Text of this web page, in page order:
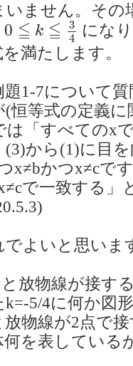
いません。その
0 ≦ k ≦ 3
4
0≦ k≦ 34
にな
満たします。
題1-7について
恒等式の定義
は「すべてのx
(3)から(1)に目
x≠bかつx≠cで
で一致する
でよいと思いま
放物線が接す
k=-5/4に何か図
放物線が2点で
何を表している